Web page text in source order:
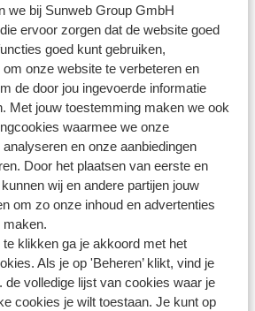
we bij Sunweb Group GmbH
ervoor zorgen dat de website goed
goed kunt gebruiken,
onze website te verbeteren en
de door jou ingevoerde informatie
Met jouw toestemming maken we ook
waarmee we onze
en onze aanbiedingen
Door het plaatsen van eerste en
wij en andere partijen jouw
om zo onze inhoud en advertenties
maken.
klikken ga je akkoord met het
Als je op 'Beheren’ klikt, vind je
de volledige lijst van cookies waar je
cookies je wilt toestaan. Je kunt op
Oui : pour un vol non-flexible :
Immédiatement après
l'enregistrement de votre
réservation Sunweb
Oui: pour un vol non-flexible :
Immédiatement après
l'enregistrement de votre
réservation Sunweb
Oui, immédiatement après
l'enregistrement de la réservation
Oui, immédiatement après
l'enregistrement de la réservation